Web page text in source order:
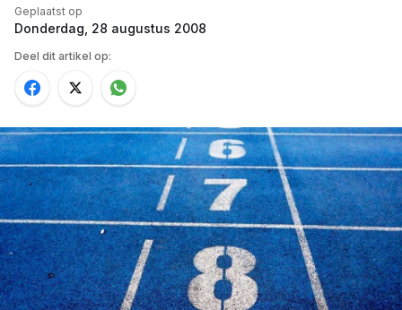
Geplaatst op
Donderdag, 28 augustus 2008
Deel dit artikel op: